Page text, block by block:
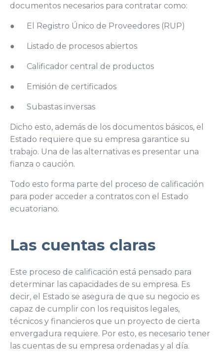
documentos necesarios para contratar como:
● El Registro Único de Proveedores (RUP)
● Listado de procesos abiertos
● Calificador central de productos
● Emisión de certificados
● Subastas inversas
Dicho esto, además de los documentos básicos, el
Estado requiere que su empresa garantice su
trabajo. Una de las alternativas es presentar una
fianza o caución.
Todo esto forma parte del proceso de calificación
para poder acceder a contratos con el Estado
ecuatoriano.
Las cuentas claras
Este proceso de calificación está pensado para
determinar las capacidades de su empresa. Es
decir, el Estado se asegura de que su negocio es
capaz de cumplir con los requisitos legales,
técnicos y financieros que un proyecto de cierta
envergadura requiere. Por esto, es necesario tener
las cuentas de su empresa ordenadas y al día.